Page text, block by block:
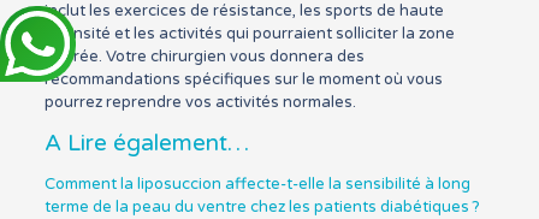
inclut les exercices de résistance, les sports de haute
intensité et les activités qui pourraient solliciter la zone
opérée. Votre chirurgien vous donnera des
recommandations spécifiques sur le moment où vous
pourrez reprendre vos activités normales.
A Lire également…
Comment la liposuccion affecte-t-elle la sensibilité à long
terme de la peau du ventre chez les patients diabétiques ?